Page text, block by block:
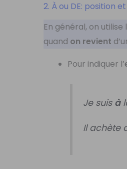
2. À ou DE: position
En général, on
quand on revient
Pour indiquer l’
Je suis à
Il achète